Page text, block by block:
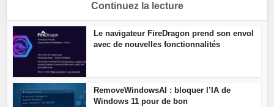
Continuez la lecture
Le navigateur FireDragon prend son envol
avec de nouvelles fonctionnalités
RemoveWindowsAI : bloquer l’IA de
Windows 11 pour de bon